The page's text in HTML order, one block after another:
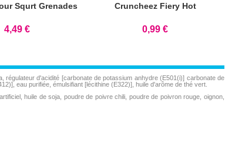
Squrt Grenades
4,49 €
Cruncheez Fiery Hot
0,99 €
régulateur d'acidité [carbonate de potassium anhydre (E501(i)] carbonate de
eau purifiée, émulsifiant [lécithine (E322)], huile d'arôme de thé vert.
huile de soja, poudre de poivre chili, poudre de poivron rouge, oignon,